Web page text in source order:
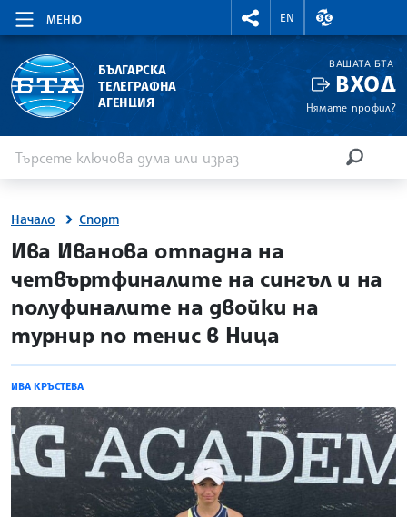
МЕНЮ
RIGHTMENU.SOCIAL
EN
ВАЛУТНИ
БЪЛГАРСКА
ТЕЛЕГРАФНА
АГЕНЦИЯ
ВАШАТА БТА
ВХОД
Нямате профил?
Начало Спорт
site.bta
Ива Иванова отпадна на
четвъртфиналите на сингъл и на
полуфиналите на двойки на
турнир по тенис в Ница
ИВА КРЪСТЕВА